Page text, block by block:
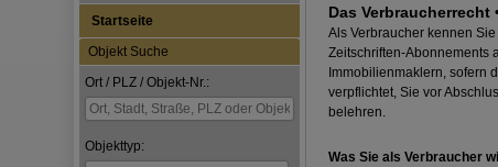
Startseite
Objekt Suche
Ort / PLZ / Objekt-Nr.:
Objekttyp:
Das Verbraucherrecht
Als Verbraucher kennen
Zeitschriften-Abonnements
Immobilienmaklern, sofern
verpflichtet, Sie vor
belehren.
Was Sie als Verbraucher